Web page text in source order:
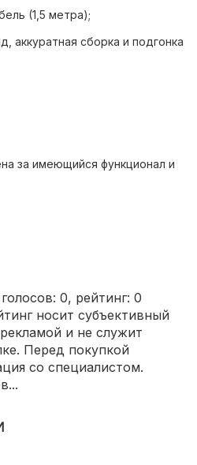
(1,5 метра);
аккуратная сборка и подгонка
за имеющийся функционал и
0, рейтинг: 0
носит субъективный
и не служит
Перед покупкой
со специалистом.